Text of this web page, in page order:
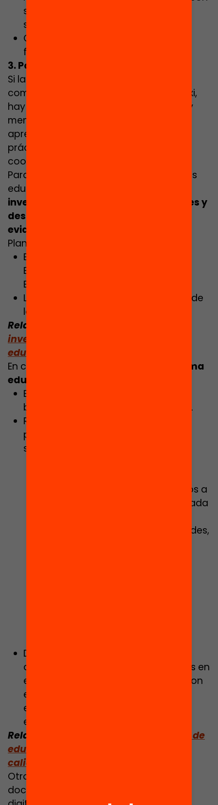
suficiencia financiera de los centros
sostenidos con fondos públicos.
Crear un plan de choque contra el
fracaso escolar.
3. Poner al día el sistema educativo
Si la escuela tiene que generar
competencias para la vida en el siglo xxi,
hay que superar el modelo transmisor y
memorístico y sustituirlo por un
aprendizaje basado en la experiencia
práctica del alumnado, y el trabajo
cooperativo y competencial.
Para mejorar las políticas y las prácticas
educativas
investigación en la toma de decisiones y
desplegar programas que trasladen
evidencias a la práctica educativa.
Plan de Gobierno contempla:
El desarrollo de la Agencia de
Evaluación y Prospectiva de la
Educación.
La elaboración del plan estratégico de
la investigación educativa.
Relacionado:
investigación y evaluación en
educación?
En cuanto a la
actualización del sistema
educativo
Elaborar un nuevo currículum de
bachillerado en clave competencial.
Reforzar y adecuar la formación del
profesorado a los nuevos retos del
sistema educativo:
educativos de los centros, ligados a
la planificación estratégica de cada
Creación de vínculos con entidades,
Desplegar un plan de
acompañamiento de las direcciones en
el marco de la escuela del siglo xxi con
el objetivo de contar con liderazgos
empoderados en los centros
educativos.
Relacionado:
Un plan para un sistema de
educación inclusivo, resiliente, de
calidad y de futuro
Otro de los focos que aborda el
documento es el reto de acelerar la